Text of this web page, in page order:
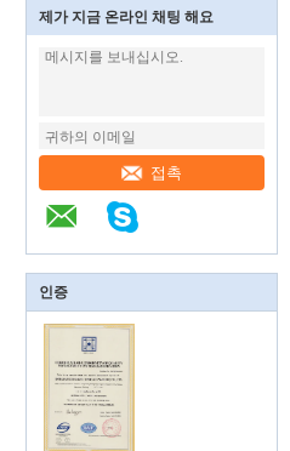
제가 지금 온라인 채팅 해요
접촉
인증